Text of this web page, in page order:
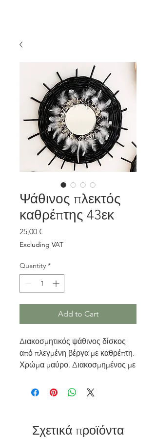
Ψάθινος πλεκτός
καθρέπτης 43εκ
25,00 €
Excluding VAT
Quantity *
Add to Cart
Διακοσμητικός ψάθινος δίσκος
από πλεγμένη βέργα με καθρέπτη.
Χρώμα μαύρο. Διακοσμημένος με
Διαστάσεις: διάμετρος δίσκου:
Διάμετρος καθρέπτη: 15εκ
Σχετικά προϊόντα